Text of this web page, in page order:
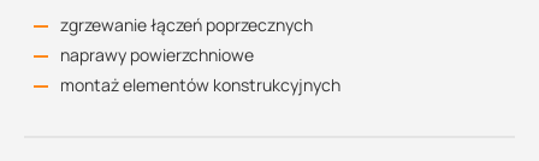
zgrzewanie łączeń poprzecznych
naprawy powierzchniowe
montaż elementów konstrukcyjnych